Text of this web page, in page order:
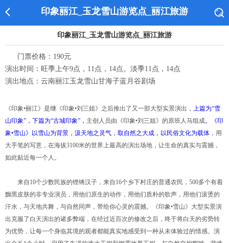
印象丽江_玉龙雪山游览点_丽江旅游
印象丽江_玉龙雪山游览点_丽江旅游
门票价格：190元
演出时间：旺季上午9点，11点，14点。淡季11点，14点
演出地点：云南丽江玉龙雪山甘海子蓝月谷剧场
《印象•丽江》是继《印象•刘三姐》之后推出了又一部大型实景演出， 上篇为“雪
山印象”，下篇为“古城印象”， 主创人员由《印象•刘三姐》的原班人马组成。《印
象•雪山》以雪山为背景，汲天地之灵气，取自然之大成，以民俗文化为载体 ，用
大手笔的写意，在海拔3100米的世界上最高的演出场地，让生命的真实与震撼，
如此贴近每一个人。
来自10个少数民族的铿锵汉子，来自16个乡下村庄的普通农民，500多个有着
黝黑皮肤的非专业演员，用他们原生的动作，用他们质朴的歌声，用他们滚烫的
汗水，与天地共舞，与自然同声，带给你心灵的震撼。《印象•雪山》大型实景演
出克服了白天演出的诸多弊端，在经过近百次的修改之后，终于将白天的劣势转
为优势，让每一个身临其境的观者都能真实地感受到一种从未体验过的情感。演